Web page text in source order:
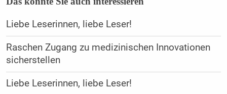
Liebe Leserinnen, liebe Leser!
Raschen Zugang zu medizinischen ­Innovationen
sicherstellen
Liebe Leserinnen, liebe Leser!